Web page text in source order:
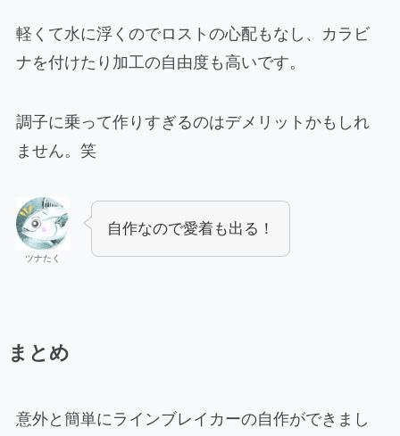
軽くて水に浮くのでロストの心配もなし、カラビ
ナを付けたり加工の自由度も高いです。
調子に乗って作りすぎるのはデメリットかもしれ
ません。笑
ツナたく
自作なので愛着も出る！
まとめ
意外と簡単にラインブレイカーの自作ができまし